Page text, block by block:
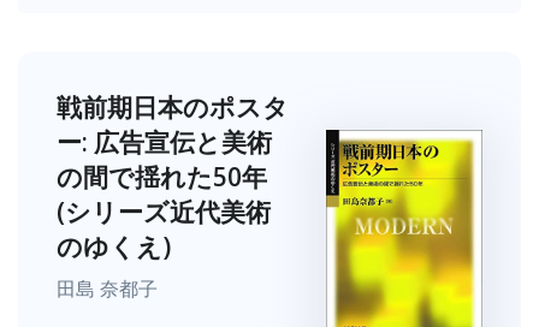
戦前期日本のポスタ
ー: 広告宣伝と美術
の間で揺れた50年
(シリーズ近代美術
のゆくえ)
田島 奈都子